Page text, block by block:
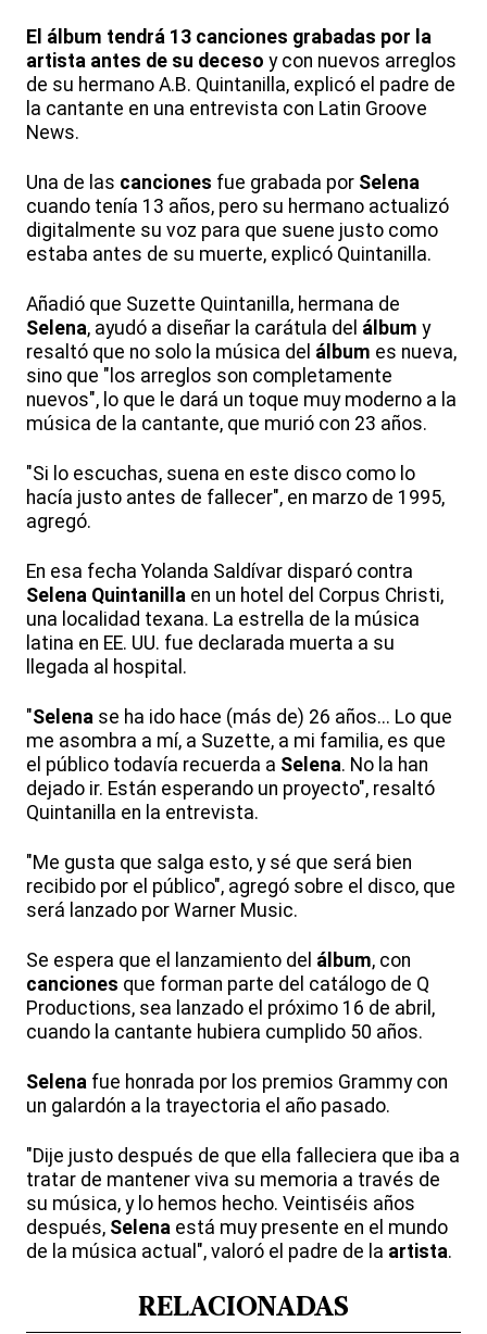
El álbum tendrá 13 canciones grabadas por la
artista antes de su deceso y con nuevos arreglos
de su hermano A.B. Quintanilla, explicó el padre de
la cantante en una entrevista con Latin Groove
News.
Una de las canciones fue grabada por Selena
cuando tenía 13 años, pero su hermano actualizó
digitalmente su voz para que suene justo como
estaba antes de su muerte, explicó Quintanilla.
Añadió que Suzette Quintanilla, hermana de
Selena, ayudó a diseñar la carátula del álbum y
resaltó que no solo la música del álbum es nueva,
sino que "los arreglos son completamente
nuevos", lo que le dará un toque muy moderno a la
música de la cantante, que murió con 23 años.
"Si lo escuchas, suena en este disco como lo
hacía justo antes de fallecer", en marzo de 1995,
agregó.
En esa fecha Yolanda Saldívar disparó contra
Selena Quintanilla en un hotel del Corpus Christi,
una localidad texana. La estrella de la música
latina en EE. UU. fue declarada muerta a su
llegada al hospital.
"Selena se ha ido hace (más de) 26 años... Lo que
me asombra a mí, a Suzette, a mi familia, es que
el público todavía recuerda a Selena. No la han
dejado ir. Están esperando un proyecto", resaltó
Quintanilla en la entrevista.
"Me gusta que salga esto, y sé que será bien
recibido por el público", agregó sobre el disco, que
será lanzado por Warner Music.
Se espera que el lanzamiento del álbum, con
canciones que forman parte del catálogo de Q
Productions, sea lanzado el próximo 16 de abril,
cuando la cantante hubiera cumplido 50 años.
Selena fue honrada por los premios Grammy con
un galardón a la trayectoria el año pasado.
"Dije justo después de que ella falleciera que iba a
tratar de mantener viva su memoria a través de
su música, y lo hemos hecho. Veintiséis años
después, Selena está muy presente en el mundo
de la música actual", valoró el padre de la artista.
RELACIONADAS